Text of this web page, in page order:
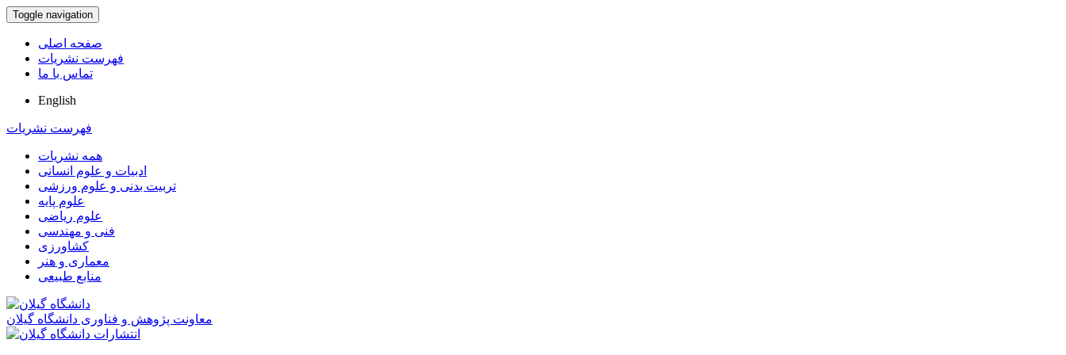
Toggle navigation
صفحه اصلی
فهرست نشریات
تماس با ما
English
فهرست نشریات
همه نشریات
ادبیات و علوم انسانی
تربیت بدنی و علوم ورزشی
علوم پایه
علوم ریاضی
فنی و مهندسی
کشاورزی
معماری و هنر
منابع طبیعی
معاونت پژوهش و فناوری دانشگاه گیلان